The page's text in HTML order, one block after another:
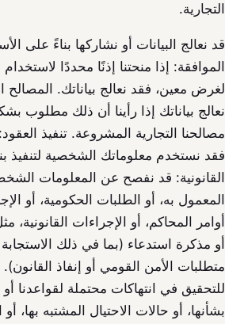
التجارية.
قد نعالج البيانات أو نشاركها بناءً على
الموافقة: إذا منحتنا إذنًا محددًا
لغرض معين، فقد نعالج بياناتك. المصالح
نعالج بياناتك إذا رأينا أن ذلك مطلوب
مصالحنا التجارية المشروعة. تنفيذ
فقد نستخدم معلوماتك الشخصية لتنفيذ
القانونية: قد نفصح عن المعلومات
المعمول به، أو الطلبات الحكومية، أو
أوامر المحاكم، أو الإجراءات القانونية،
أو مذكرة استدعاء (بما في ذلك
متطلبات الأمن القومي أو إنفاذ
للتحقيق في انتهاكات محتملة لقواعدنا أو
بشأنها، أو حالات الاحتيال المشتبه بها،